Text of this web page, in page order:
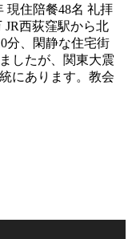
現住陪餐48名 礼拝
JR西荻窪駅から北
分、閑静な住宅街
したが、関東大震
にあります。教会